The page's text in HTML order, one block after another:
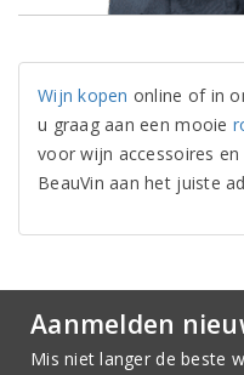
Wijn kopen online of in
u graag aan een mooie
voor wijn accessoires
BeauVin aan het juiste
Aanmelden
Mis niet langer de beste